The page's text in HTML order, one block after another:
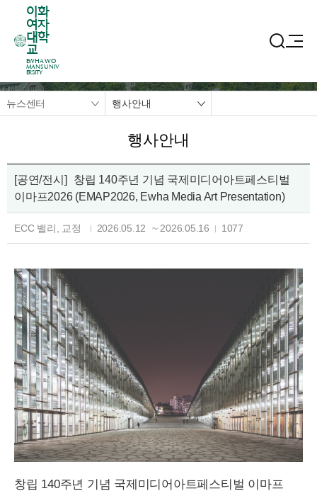
이화
여자
대학
교
EWHA WO
MANS UNIV
ERSITY
뉴스센터 행사안내
행사안내
[공연/전시]
창립 140주년 기념 국제미디어아트페스티벌
이마프2026 (EMAP2026, Ewha Media Art Presentation)
ECC 밸리, 교정 2026.05.12 ~ 2026.05.16 1077
창립 140주년 기념 국제미디어아트페스티벌 이마프